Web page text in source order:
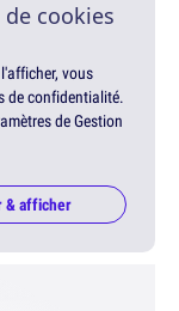
cookies
vous
de confidentialité.
de Gestion
& afficher